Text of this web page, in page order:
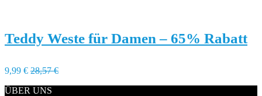
Teddy Weste für Damen – 65% Rabatt
9,99 € 28,57 €
ÜBER UNS